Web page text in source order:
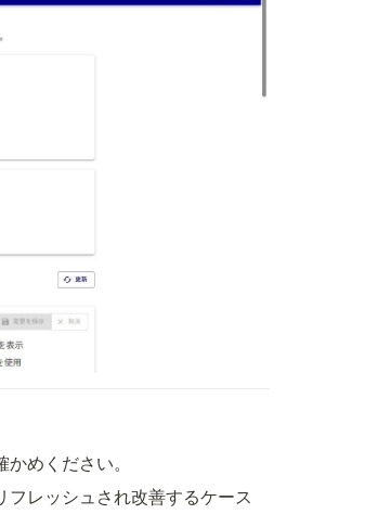
かめください。
レッシュされ改善するケース